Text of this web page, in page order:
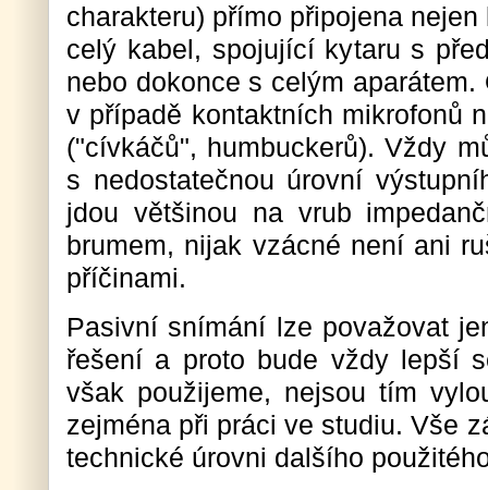
charakteru) přímo připojena
celý kabel, spojující kytaru s
nebo dokonce s celým
v případě kontaktních mikrofonů
("cívkáčů", humbuckerů). Vždy
s nedostatečnou úrovní
jdou většinou na vrub
brumem, nijak vzácné není ani
příčinami.
Pasivní snímání lze považovat
řešení a proto bude vždy lepší
však použijeme, nejsou tím
zejména při práci ve studiu. Vše
technické úrovni dalšího